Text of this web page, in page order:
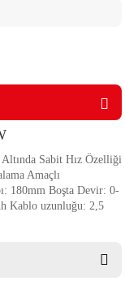
Sabit Hız Özelliği
Amaçlı
180mm Boşta Devir: 0-
Kablo uzunluğu: 2,5